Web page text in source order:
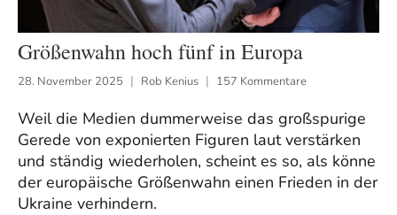
Größenwahn hoch fünf in Europa
28. November 2025 Rob Kenius 157 Kommentare
Weil die Medien dummerweise das großspurige
Gerede von exponierten Figuren laut verstärken
und ständig wiederholen, scheint es so, als könne
der europäische Größenwahn einen Frieden in der
Ukraine verhindern.